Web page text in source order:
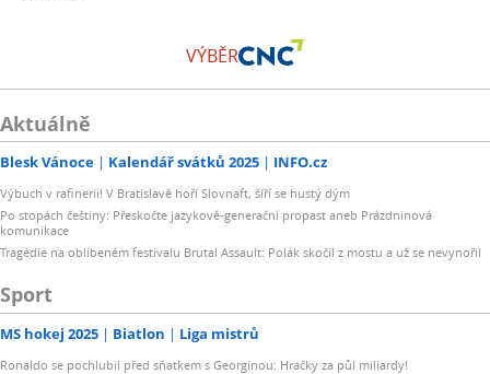
VÝBĚR
Aktuálně
Blesk Vánoce Kalendář svátků 2025 INFO.cz
Výbuch v rafinerii! V Bratislavě hoří Slovnaft, šíří se hustý dým
Po stopách češtiny: Přeskočte jazykově-generační propast aneb Prázdninová
komunikace
Tragédie na oblíbeném festivalu Brutal Assault: Polák skočil z mostu a už se nevynořil
Sport
MS hokej 2025 Biatlon Liga mistrů
Ronaldo se pochlubil před sňatkem s Georginou: Hračky za půl miliardy!